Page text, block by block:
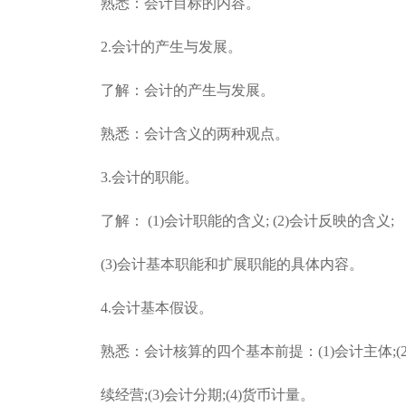
熟悉：会计目标的内容。
2.会计的产生与发展。
了解：会计的产生与发展。
熟悉：会计含义的两种观点。
3.会计的职能。
了解： (1)会计职能的含义; (2)会计反映的含义;
(3)会计基本职能和扩展职能的具体内容。
4.会计基本假设。
熟悉：会计核算的四个基本前提：(1)会计主体
续经营;(3)会计分期;(4)货币计量。